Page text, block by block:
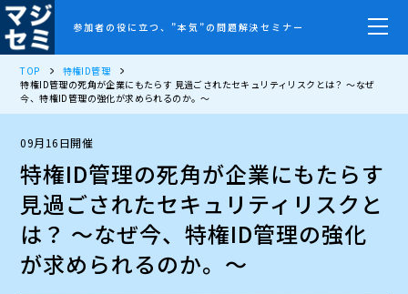
参加者の役に立つ、”本気”の問題解決セミナー
TOP
特権ID管理
特権ID管理の死角が企業にもたらす 見過ごされたセキュリティリスクとは？ ～なぜ
今、特権ID管理の強化が求められるのか。～
09月16日開催
特権ID管理の死角が企業にもたらす
見過ごされたセキュリティリスクと
は？ ～なぜ今、特権ID管理の強化
が求められるのか。～